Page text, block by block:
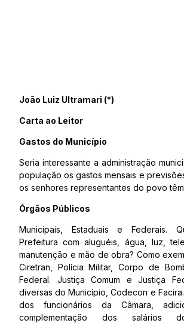
João Luiz Ultramari (*)
Carta ao Leitor
Gastos do Município
Seria interessante a administração
população os gastos mensais e
os senhores representantes do povo
Órgãos Públicos
Municipais, Estaduais e Federais.
Prefeitura com aluguéis, água, luz,
manutenção e mão de obra? Como
Ciretran, Polícia Militar, Corpo de
Federal. Justiça Comum e Justiça
diversas do Município, Codecon e
dos funcionários da Câmara,
complementação dos salários